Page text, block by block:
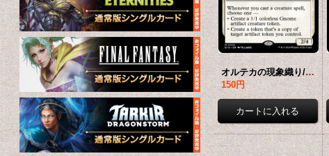
オルテカの現象織り/Oltec Matterweaver 【英語版】 [BIG-白MR]
150円